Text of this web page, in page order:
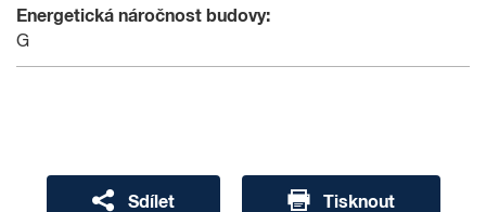
Energetická náročnost budovy:
G
Sdílet Tisknout